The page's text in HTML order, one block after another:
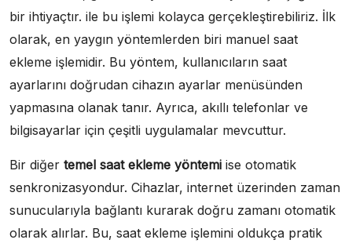
bir ihtiyaçtır. ile bu işlemi kolayca gerçekleştirebiliriz. İlk
olarak, en yaygın yöntemlerden biri manuel saat
ekleme işlemidir. Bu yöntem, kullanıcıların saat
ayarlarını doğrudan cihazın ayarlar menüsünden
yapmasına olanak tanır. Ayrıca, akıllı telefonlar ve
bilgisayarlar için çeşitli uygulamalar mevcuttur.
Bir diğer temel saat ekleme yöntemi ise otomatik
senkronizasyondur. Cihazlar, internet üzerinden zaman
sunucularıyla bağlantı kurarak doğru zamanı otomatik
olarak alırlar. Bu, saat ekleme işlemini oldukça pratik